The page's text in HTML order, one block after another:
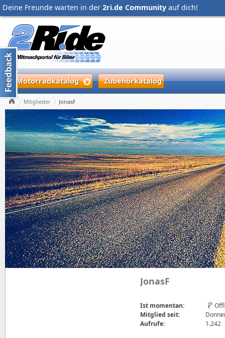
Deine Freunde warten in der 2ri.de Community auf dich!
Motorradkatalog Zubehörkatalog
Mitglieder JonasF
JonasF
Ist momentan:
Mitglied seit:
Aufrufe:
1.242